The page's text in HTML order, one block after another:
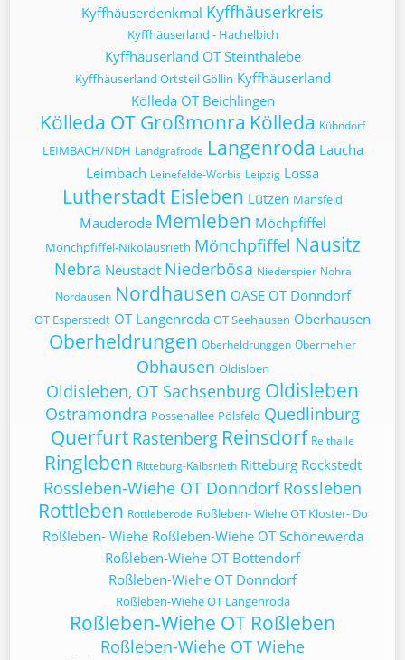
Kyffhäuserdenkmal Kyffhäuserkreis
Kyffhäuserland - Hachelbich
Kyffhäuserland OT Steinthalebe
Kyffhäuserland Ortsteil Göllin Kyffhäuserland
Kölleda OT Beichlingen
Kölleda OT Großmonra Kölleda Kühndorf
LEIMBACH/NDH Landgrafrode Langenroda Laucha
Leimbach Leinefelde-Worbis Leipzig Lossa
Lutherstadt Eisleben Lützen Mansfeld
Mauderode Memleben Möchpfiffel
Mönchpfiffel-Nikolausrieth Mönchpfiffel Nausitz
Nebra Neustadt Niederbösa Niederspier Nohra
Nordausen Nordhausen OASE OT Donndorf
OT Esperstedt OT Langenroda OT Seehausen Oberhausen
Oberheldrungen Oberheldrunggen Obermehler
Obhausen Oldislben
Oldisleben, OT Sachsenburg Oldisleben
Ostramondra Possenallee Pölsfeld Quedlinburg
Querfurt Rastenberg Reinsdorf Reithalle
Ringleben Ritteburg-Kalbsrieth Ritteburg Rockstedt
Rossleben-Wiehe OT Donndorf Rossleben
Rottleben Rottleberode Roßleben- Wiehe OT Kloster- Do
Roßleben- Wiehe Roßleben-Wiehe OT Schönewerda
Roßleben-Wiehe OT Bottendorf
Roßleben-Wiehe OT Donndorf
Roßleben-Wiehe OT Langenroda
Roßleben-Wiehe OT Roßleben
Roßleben-Wiehe OT Wiehe